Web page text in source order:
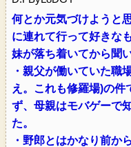
何とか元気づけようと
に連れて行って好きな
妹が落ち着いてから聞
・親父が働いていた職
え。これも修羅場)の件
ず、母親はモバゲーで
た。
・野郎とはかなり前か